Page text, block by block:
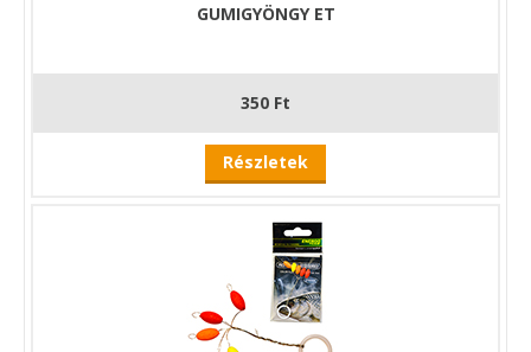
GUMIGYÖNGY ET
350 Ft
Részletek